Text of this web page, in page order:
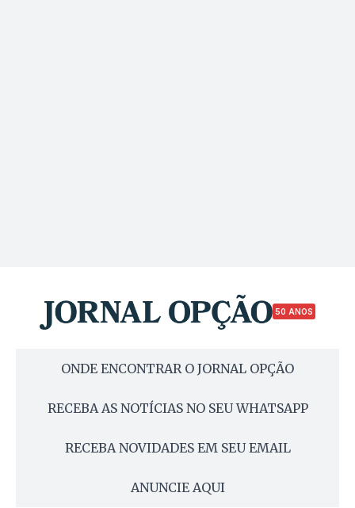
50 ANOS
ONDE ENCONTRAR O JORNAL OPÇÃO
RECEBA AS NOTÍCIAS NO SEU WHATSAPP
RECEBA NOVIDADES EM SEU EMAIL
ANUNCIE AQUI